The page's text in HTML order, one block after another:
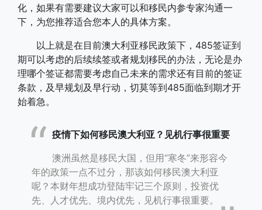
化，如果有需要建议大家可以和移民内参专家沟通一
下，为您推荐适合您本人的具体方案。
以上就是在目前澳大利亚移民政策下，485签证到
期可以考虑的后续续签或者规划移民的办法，无论是办
理哪个签证都需要考虑自己未来的需求还有目前的签证
条款，及早规划及早行动，切莫等到485面临到期才开
始着急。
疫情下如何移民澳大利亚？见机行事很重要
澳洲虽然是移民大国，但用“寒冬”来形容今
年的政策一点不过分，那该如何移民澳大利亚
呢？本财年想成功登陆牢记三个原则，投资优
先、人才优先、境内优先，见机行事很重要。